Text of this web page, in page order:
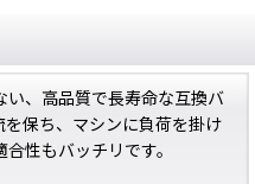
い、高品質で長寿命な互換バ
保ち、マシンに負荷を掛け
性もバッチリです。